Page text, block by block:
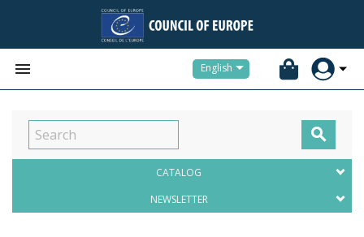
 English

CATALOG
NEWSLETTER